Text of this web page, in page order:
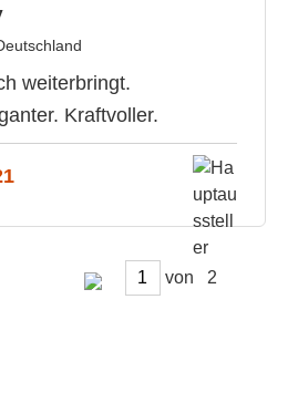
weiterbringt.
Kraftvoller.
von